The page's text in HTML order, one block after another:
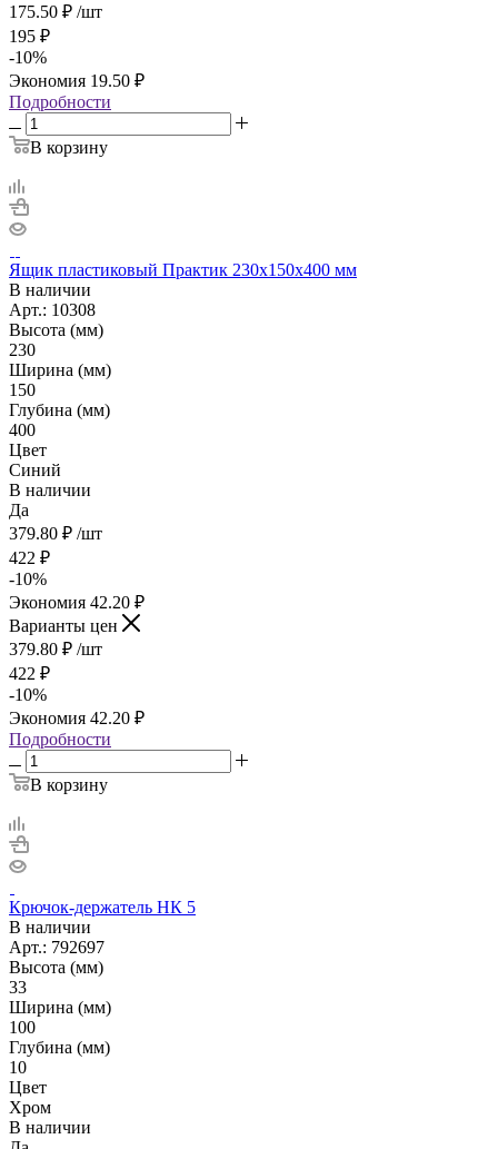
175.50 ₽ /шт
195 ₽
-10%
Экономия 19.50 ₽
Подробности
В корзину
Ящик пластиковый Практик 230х150х400 мм
В наличии
Арт.: 10308
Высота (мм)
230
Ширина (мм)
150
Глубина (мм)
400
Цвет
Синий
В наличии
Да
379.80 ₽ /шт
422 ₽
-10%
Экономия 42.20 ₽
Варианты цен
379.80 ₽ /шт
422 ₽
-10%
Экономия 42.20 ₽
Подробности
В корзину
Крючок-держатель НК 5
В наличии
Арт.: 792697
Высота (мм)
33
Ширина (мм)
100
Глубина (мм)
10
Цвет
Хром
В наличии